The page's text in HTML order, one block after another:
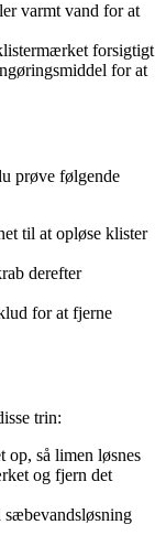
varmt vand for at
forsigtigt
for at
prøve følgende
til at opløse klister
derefter
for at fjerne
trin:
så limen løsnes
og fjern det
sæbevandsløsning